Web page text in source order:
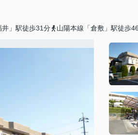
」駅徒歩31分 山陽本線「倉敷」駅徒歩